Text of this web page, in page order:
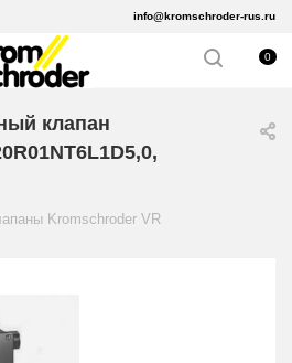
info@kromschroder-rus.ru
0
клапан
Kromschroder VR